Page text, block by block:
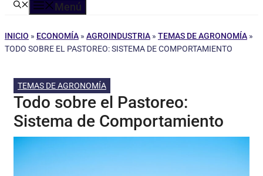
Menú
INICIO » ECONOMÍA » AGROINDUSTRIA » TEMAS DE AGRONOMÍA »
TODO SOBRE EL PASTOREO: SISTEMA DE COMPORTAMIENTO
TEMAS DE AGRONOMÍA
Todo sobre el Pastoreo:
Sistema de Comportamiento